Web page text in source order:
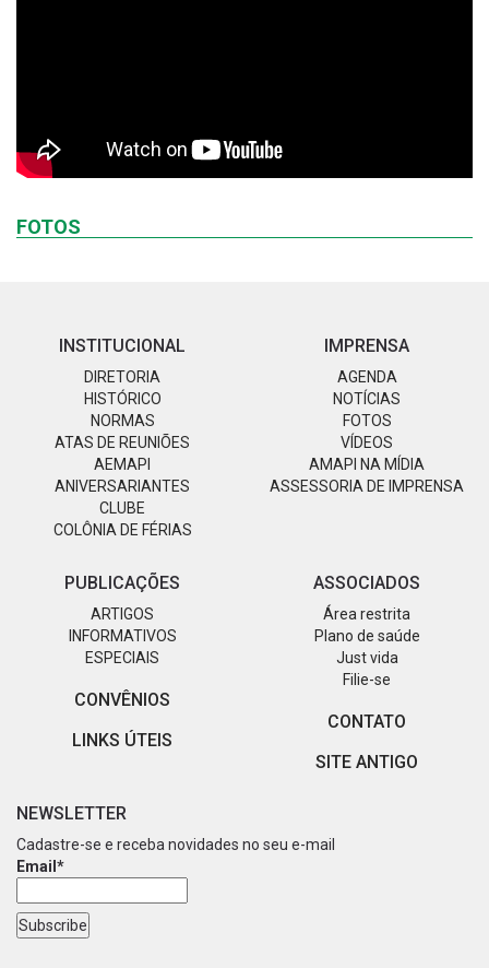
FOTOS
INSTITUCIONAL
DIRETORIA
HISTÓRICO
NORMAS
ATAS DE REUNIÕES
AEMAPI
ANIVERSARIANTES
CLUBE
COLÔNIA DE FÉRIAS
IMPRENSA
AGENDA
NOTÍCIAS
FOTOS
VÍDEOS
AMAPI NA MÍDIA
ASSESSORIA DE IMPRENSA
PUBLICAÇÕES
ARTIGOS
INFORMATIVOS
ESPECIAIS
CONVÊNIOS
LINKS ÚTEIS
ASSOCIADOS
Área restrita
Plano de saúde
Just vida
Filie-se
CONTATO
SITE ANTIGO
NEWSLETTER
Cadastre-se e receba novidades no seu e-mail
Email*